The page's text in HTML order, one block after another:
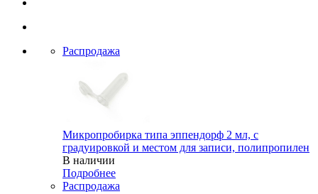
Распродажа
Микропробирка типа эппендорф 2 мл, с
градуировкой и местом для записи, полипропилен
В наличии
Подробнее
Распродажа